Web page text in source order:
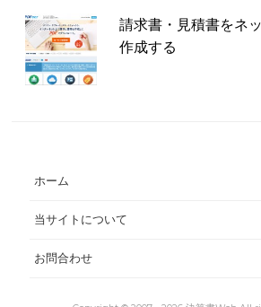
請求書・見積書をネ
作成する
ホーム
当サイトについて
お問合わせ